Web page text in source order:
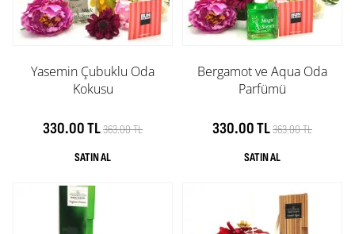
Yasemin Çubuklu Oda
Kokusu
330.00 TL363.00 TL
Bergamot ve Aqua Oda
Parfümü
330.00 TL363.00 TL